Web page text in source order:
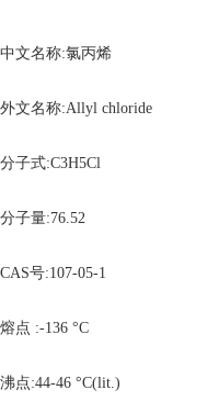
中文名称:氯丙烯
外文名称:Allyl chloride
分子式:C3H5Cl
分子量:76.52
CAS号:107-05-1
熔点 :-136 °C
沸点:44-46 °C(lit.)